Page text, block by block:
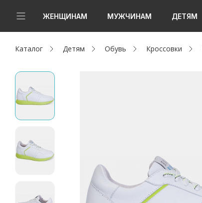
ЖЕНЩИНАМ МУЖЧИНАМ ДЕТЯМ
Новинки
Женщинам
Мужчинам
Капсула
Акции / Новости
Каталог Детям Обувь Кроссовки